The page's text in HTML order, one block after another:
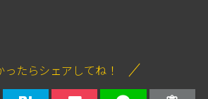
ったらシェアしてね！